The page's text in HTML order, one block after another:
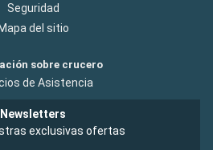
Seguridad
del sitio
sobre crucero
de Asistencia
Newsletters
exclusivas ofertas